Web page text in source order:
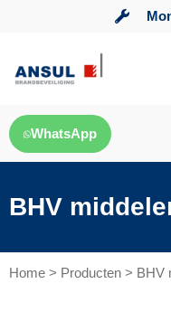
WhatsApp
BHV
Home > Producten > BHV